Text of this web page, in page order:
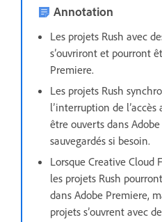
Annotation
Les projets Rush avec
s’ouvriront et pourront
Premiere.
Les projets Rush
l’interruption de
être ouverts dans
sauvegardés si besoin.
Lorsque Creative Cloud
les projets Rush
dans Adobe Premiere,
projets s’ouvrent avec